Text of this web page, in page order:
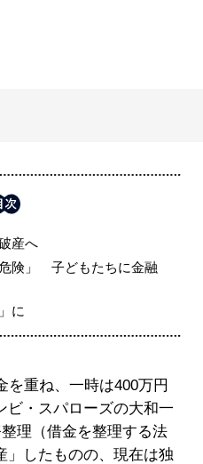
産へ
危険」 子どもたちに金融
に
を重ね、一時は400万円
ビ・スパローズの大和一
理（借金を整理する法
」したものの、現在は独